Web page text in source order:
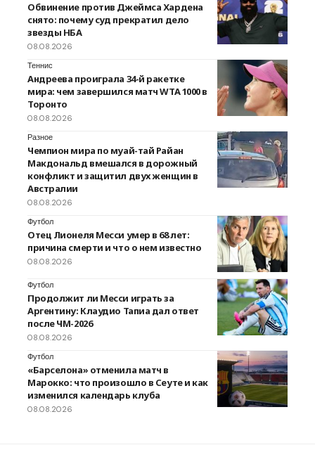
Обвинение против Джеймса Хардена
снято: почему суд прекратил дело
звезды НБА
08.08.2026
Теннис
Андреева проиграла 34-й ракетке
мира: чем завершился матч WTA 1000 в
Торонто
08.08.2026
Разное
Чемпион мира по муай-тай Райан
Макдональд вмешался в дорожный
конфликт и защитил двух женщин в
Австралии
08.08.2026
Футбол
Отец Лионеля Месси умер в 68 лет:
причина смерти и что о нем известно
08.08.2026
Футбол
Продолжит ли Месси играть за
Аргентину: Клаудио Тапиа дал ответ
после ЧМ-2026
08.08.2026
Футбол
«Барселона» отменила матч в
Марокко: что произошло в Сеуте и как
изменился календарь клуба
08.08.2026